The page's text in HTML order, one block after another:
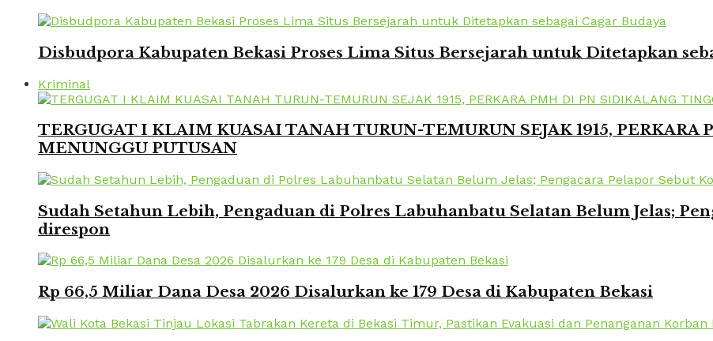
Disbudpora Kabupaten Bekasi Proses Lima Situs Bersejarah untuk Ditetapkan
Kriminal
TERGUGAT I KLAIM KUASAI TANAH TURUN-TEMURUN SEJAK 1915,
MENUNGGU PUTUSAN
Sudah Setahun Lebih, Pengaduan di Polres Labuhanbatu Selatan Belum Jelas;
direspon
Rp 66,5 Miliar Dana Desa 2026 Disalurkan ke 179 Desa di Kabupaten Bekasi